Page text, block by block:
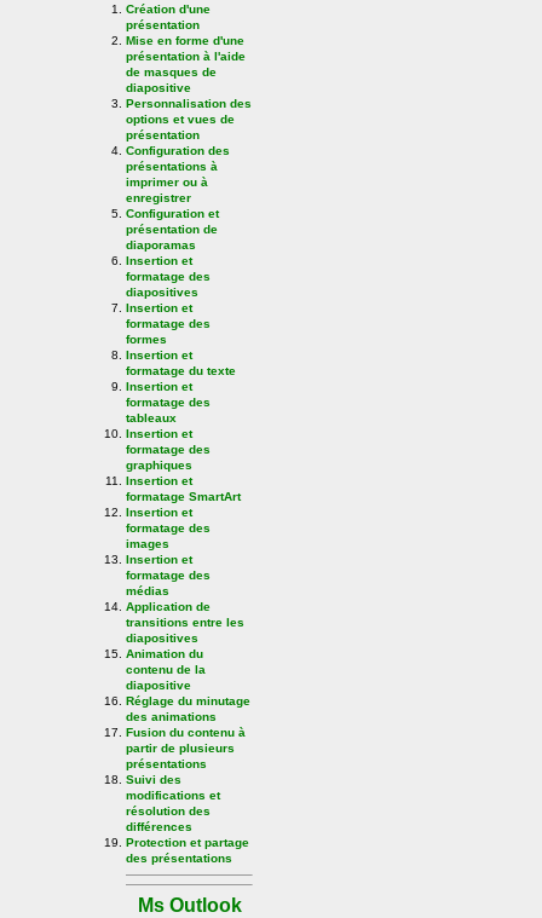
Création d'une
présentation
Mise en forme d'une
présentation à l'aide
de masques de
diapositive
Personnalisation des
options et vues de
présentation
Configuration des
présentations à
imprimer ou à
enregistrer
Configuration et
présentation de
diaporamas
Insertion et
formatage des
diapositives
Insertion et
formatage des
formes
Insertion et
formatage du texte
Insertion et
formatage des
tableaux
Insertion et
formatage des
graphiques
Insertion et
formatage SmartArt
Insertion et
formatage des
images
Insertion et
formatage des
médias
Application de
transitions entre les
diapositives
Animation du
contenu de la
diapositive
Réglage du minutage
des animations
Fusion du contenu à
partir de plusieurs
présentations
Suivi des
modifications et
résolution des
différences
Protection et partage
des présentations
Ms Outlook